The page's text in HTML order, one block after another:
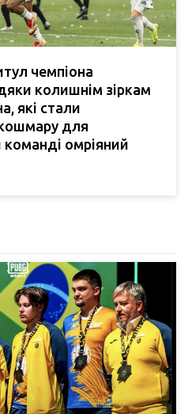
чемпіона
колишнім зіркам
які стали
для
омріяний